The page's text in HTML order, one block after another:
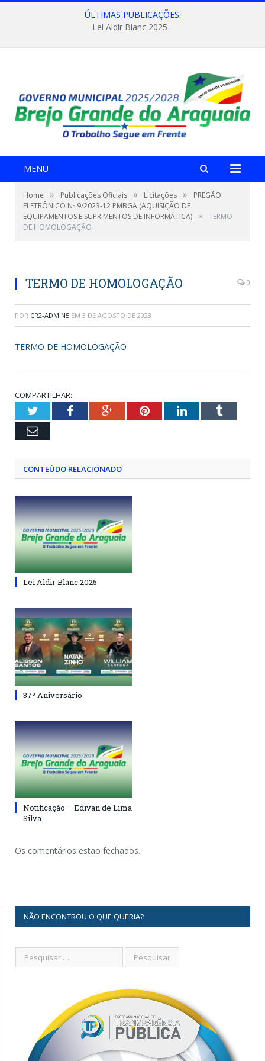
ÚLTIMAS PUBLICAÇÕES:
Lei Aldir Blanc 2025
MENU
Home » Publicações Oficiais » Licitações »
PREGÃO
ELETRÔNICO Nº 9/2023-12 PMBGA (AQUISIÇÃO DE
EQUIPAMENTOS E SUPRIMENTOS DE INFORMÁTICA) »
TERMO
DE HOMOLOGAÇÃO
TERMO DE HOMOLOGAÇÃO 0
POR CR2-ADMIN5 EM 3 DE AGOSTO DE 2023
TERMO DE HOMOLOGAÇÃO
COMPARTILHAR:
TwitterFacebookGoogle+PinterestLinkedInTumblr
Email
CONTEÚDO RELACIONADO
Lei Aldir Blanc 2025
37º Aniversário
Notificação – Edivan de Lima
Silva
Os comentários estão fechados.
NÃO ENCONTROU O QUE QUERIA?